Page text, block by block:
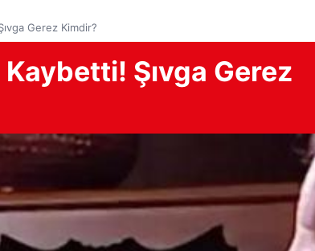
Gerez Kimdir?
Kaybetti! Şıvga Gerez